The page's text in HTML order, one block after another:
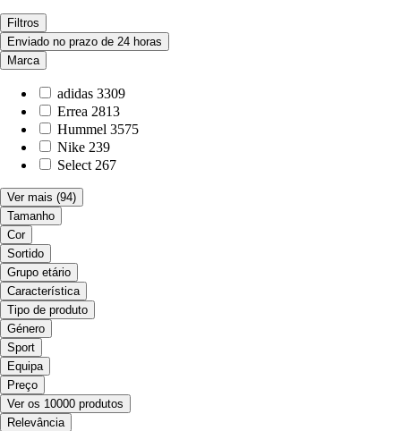
Filtros
Enviado no prazo de 24 horas
Marca
adidas 3309
Errea 2813
Hummel 3575
Nike 239
Select 267
Ver mais (94)
Tamanho
Cor
Sortido
Grupo etário
Característica
Tipo de produto
Género
Sport
Equipa
Preço
Ver os 10000 produtos
Relevância